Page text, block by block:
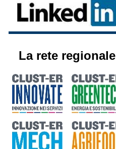
La rete regionale